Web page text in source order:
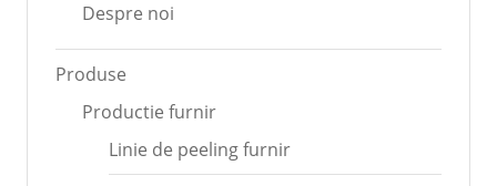
Despre noi
Produse
Productie furnir
Linie de peeling furnir